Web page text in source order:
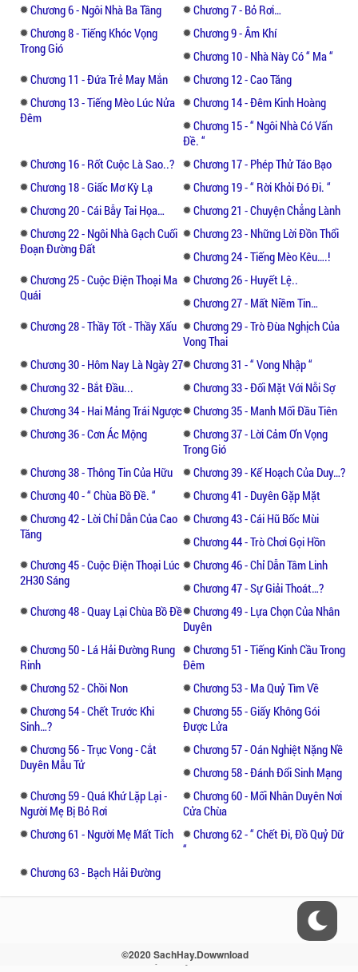
Một đứa trẻ phải mất 300 năm nhân duyên
mới được đầu thai làm kiếp người. Và nó
phải có một sợi dây Tiền Kiếp với người mẹ,
người cha đã tạo ra nó. Khoảng thời gian
300 năm có khi còn lâu hơn rất nhiều.
Nhân Duyên đó dường như đôi khi lại biến
thành Nghiệt Duyên vì chúng bị chối bỏ bởi
chính Người Mẹ của mình. Linh hồn của
những đứa trẻ chưa kịp ra đời đã bị Giết
Chết, bị Bỏ Rơi nơi bãi rác, nơi gầm cầu sẽ ra
sao...!? Liệu rằng những bậc sinh thành sẽ
phải chịu nhân quả, báo ứng như thế nào
sau hành động của mình.
Hãy cùng đọc Nghiệp Báo Hài Nhi để cảm
nhận.
Chương 6 - Ngôi Nhà Ba Tầng
Chương 7 - Bỏ Rơi…
Chương 8 - Tiếng Khóc Vọng
Trong Gió
Chương 9 - Âm Khí
Chương 10 - Nhà Này Có “ Ma “
Chương 11 - Đứa Trẻ May Mắn
Chương 12 - Cao Tăng
Chương 13 - Tiếng Mèo Lúc Nửa
Đêm
Chương 14 - Đêm Kinh Hoàng
Chương 15 - “ Ngôi Nhà Có Vấn
Đề. “
Chương 16 - Rốt Cuộc Là Sao..?
Chương 17 - Phép Thử Táo Bạo
Chương 18 - Giấc Mơ Kỳ Lạ
Chương 19 - “ Rời Khỏi Đó Đi. “
Chương 20 - Cái Bẫy Tai Họa…
Chương 21 - Chuyện Chẳng Lành
Chương 22 - Ngôi Nhà Gạch Cuối
Đoạn Đường Đất
Chương 23 - Những Lời Đồn Thổi
Chương 24 - Tiếng Mèo Kêu….!
Chương 25 - Cuộc Điện Thoại Ma
Quái
Chương 26 - Huyết Lệ..
Chương 27 - Mất Niềm Tin…
Chương 28 - Thầy Tốt - Thầy Xấu
Chương 29 - Trò Đùa Nghịch Của
Vong Thai
Chương 30 - Hôm Nay Là Ngày 27
Chương 31 - “ Vong Nhập “
Chương 32 - Bắt Đầu...
Chương 33 - Đối Mặt Với Nỗi Sợ
Chương 34 - Hai Mảng Trái Ngược
Chương 35 - Manh Mối Đầu Tiên
Chương 36 - Cơn Ác Mộng
Chương 37 - Lời Cảm Ơn Vọng
Trong Gió
Chương 38 - Thông Tin Của Hữu
Chương 39 - Kế Hoạch Của Duy…?
Chương 40 - “ Chùa Bồ Đề. “
Chương 41 - Duyên Gặp Mặt
Chương 42 - Lời Chỉ Dẫn Của Cao
Tăng
Chương 43 - Cái Hũ Bốc Mùi
Chương 44 - Trò Chơi Gọi Hồn
Chương 45 - Cuộc Điện Thoại Lúc
2H30 Sáng
Chương 46 - Chỉ Dẫn Tâm Linh
Chương 47 - Sự Giải Thoát…?
Chương 48 - Quay Lại Chùa Bồ Đề
Chương 49 - Lựa Chọn Của Nhân
Duyên
Chương 50 - Lá Hải Đường Rung
Rinh
Chương 51 - Tiếng Kinh Cầu Trong
Đêm
Chương 52 - Chồi Non
Chương 53 - Ma Quỷ Tìm Về
Chương 54 - Chết Trước Khi
Sinh…?
Chương 55 - Giấy Không Gói
Được Lửa
Chương 56 - Trục Vong - Cắt
Duyên Mẫu Tử
Chương 57 - Oán Nghiệt Nặng Nề
Chương 58 - Đánh Đổi Sinh Mạng
Chương 59 - Quá Khứ Lặp Lại -
Người Mẹ Bị Bỏ Rơi
Chương 60 - Mối Nhân Duyên Nơi
Cửa Chùa
Chương 61 - Người Mẹ Mất Tích
Chương 62 - “ Chết Đi, Đồ Quỷ Dữ
“
Chương 63 - Bạch Hải Đường
©2020 SachHay.Dowwnload
Liên hệ - Điều khoản - Sitemap - RSS